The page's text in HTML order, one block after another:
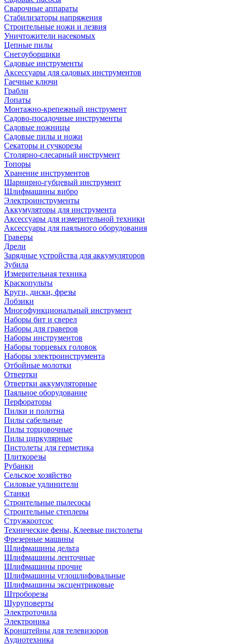
Сварочные аппараты
Стабилизаторы напряжения
Строительные ножи и лезвия
Уничтожители насекомых
Цепные пилы
Снегоуборщики
Садовые инструменты
Аксессуары для садовых инструментов
Гаечные ключи
Грабли
Лопаты
Монтажно-крепежный инструмент
Садово-посадочные инструменты
Садовые ножницы
Садовые пилы и ножи
Секаторы и сучкорезы
Столярно-слесарный инструмент
Топоры
Хранение инструментов
Шарнирно-губцевый инструмент
Шлифмашины вибро
Электроинструменты
Аккумуляторы для инструмента
Аксессуары для измерительной техники
Аксессуары для паяльного оборудования
Граверы
Дрели
Зарядные устройства для аккумуляторов
Зубила
Измерительная техника
Краскопульты
Круги, диски, фрезы
Лобзики
Многофункциональный инструмент
Наборы бит и сверел
Наборы для граверов
Наборы инструментов
Наборы торцевых головок
Наборы электроинструмента
Отбойные молотки
Отвертки
Отвертки аккумуляторные
Паяльное оборудование
Перфораторы
Пилки и полотна
Пилы сабельные
Пилы торцовочные
Пилы циркулярные
Пистолеты для герметика
Плиткорезы
Рубанки
Сельское хозяйство
Силовые удлинители
Станки
Строительные пылесосы
Строительные степлеры
Стружкоотсос
Технические фены, Клеевые пистолеты
Фрезерные машины
Шлифмашины дельта
Шлифмашины ленточные
Шлифмашины прочие
Шлифмашины углошлифовальные
Шлифмашины эксцентриковые
Штроборезы
Шуруповерты
Электроточила
Электроника
Кронштейны для телевизоров
Аудиотехника